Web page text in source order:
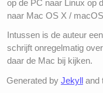
op de PC naar Linux op
naar Mac OS X /
Intussen is de auteur
schrijft onregelmatig
daar de Mac bij kijken.
Generated by Jekylland